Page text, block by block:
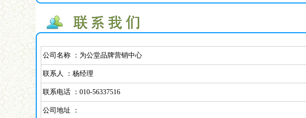
公司名称 ：为公堂品牌营销中心
联系人 ：杨经理
联系电话 ：010-56337516
公司地址 ：